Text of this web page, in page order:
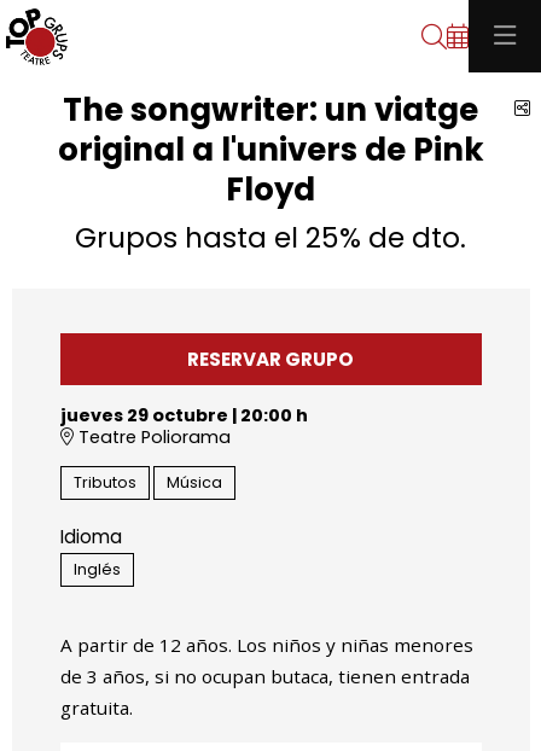
Buscar
The songwriter: un viatge
original a l'univers de Pink
Floyd
Grupos hasta el 25% de dto.
RESERVAR GRUPO
jueves 29 octubre | 20:00 h
Teatre Poliorama
Tributos Música
Idioma
Inglés
A partir de 12 años. Los niños y niñas menores
de 3 años, si no ocupan butaca, tienen entrada
gratuita.